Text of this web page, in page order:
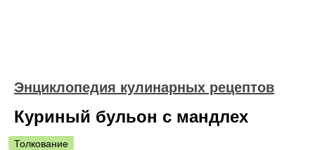
Энциклопедия кулинарных рецептов
Куриный бульон с мандлех
Толкование